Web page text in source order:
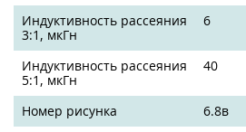
Индуктивность рассеяния
3:1, мкГн
6
Индуктивность рассеяния
5:1, мкГн
40
Номер рисунка
6.8в